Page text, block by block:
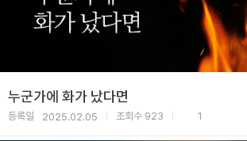
누군가에 화가 났다면
등록일 2025.02.05 조회수 923 1